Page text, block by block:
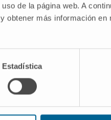
de la página web. A
obtener más información en
Estadística
a otro antígeno
como la alergia
un solo epítopo. La
pentamérica, con diez